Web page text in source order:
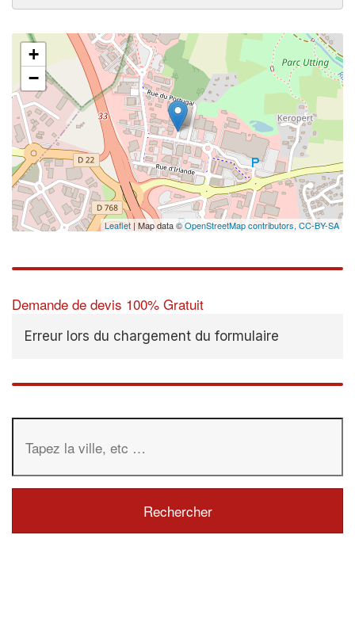
+
−
Leaflet | Map data ©OpenStreetMap contributors, CC-BY-SA
Demande de devis 100% Gratuit
Erreur lors du chargement du formulaire